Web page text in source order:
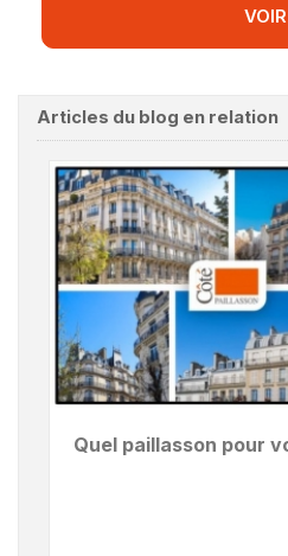
VOIR
Articles du blog en relation
Quel paillasson pour